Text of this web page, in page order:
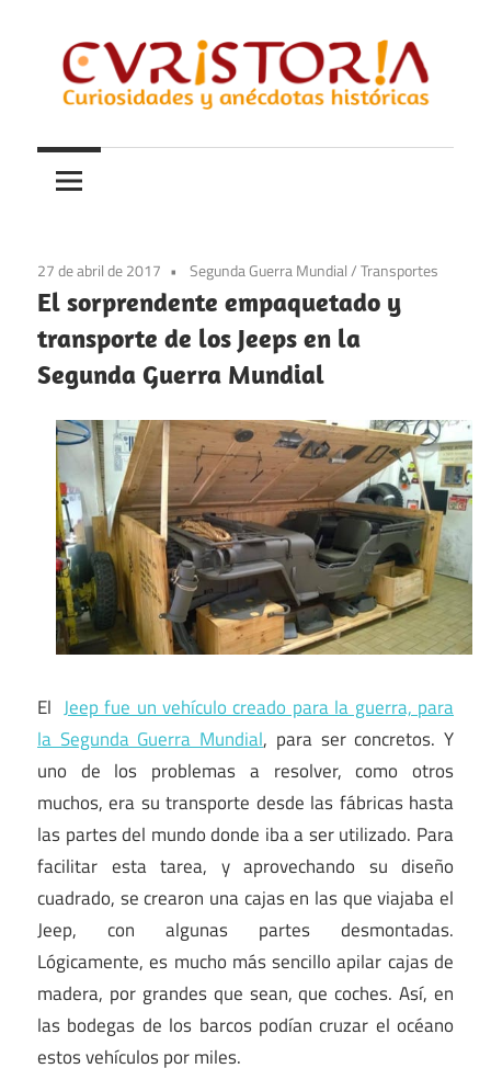
contenido
Curistoria
y
anécdotas
historia
27 de abril de 2017 Segunda Guerra Mundial/Transportes
El sorprendente empaquetado y
transporte de los Jeeps en la
Segunda Guerra Mundial
El Jeep fue un vehículo creado para la guerra, para
la Segunda Guerra Mundial, para ser concretos. Y
uno de los problemas a resolver, como otros
muchos, era su transporte desde las fábricas hasta
las partes del mundo donde iba a ser utilizado. Para
facilitar esta tarea, y aprovechando su diseño
cuadrado, se crearon una cajas en las que viajaba el
Jeep, con algunas partes desmontadas.
Lógicamente, es mucho más sencillo apilar cajas de
madera, por grandes que sean, que coches. Así, en
las bodegas de los barcos podían cruzar el océano
estos vehículos por miles.